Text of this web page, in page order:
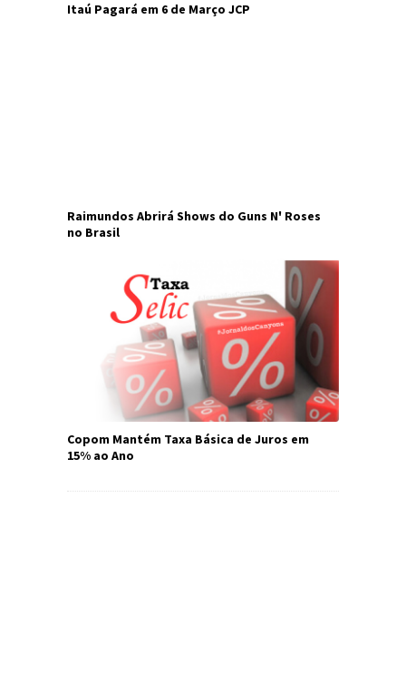
Itaú Pagará em 6 de Março JCP
Raimundos Abrirá Shows do Guns N' Roses
no Brasil
Copom Mantém Taxa Básica de Juros em
15% ao Ano